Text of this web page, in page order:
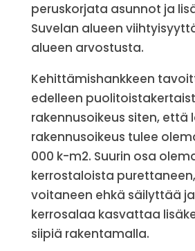
peruskorjata asunnot ja
Suvelan alueen
alueen arvostusta.
Kehittämishankkeen
edelleen
rakennusoikeus siten, että
rakennusoikeus tulee
000 k-m2. Suurin osa
kerrostaloista
voitaneen ehkä säilyttää
kerrosalaa kasvattaa
siipiä rakentamalla.